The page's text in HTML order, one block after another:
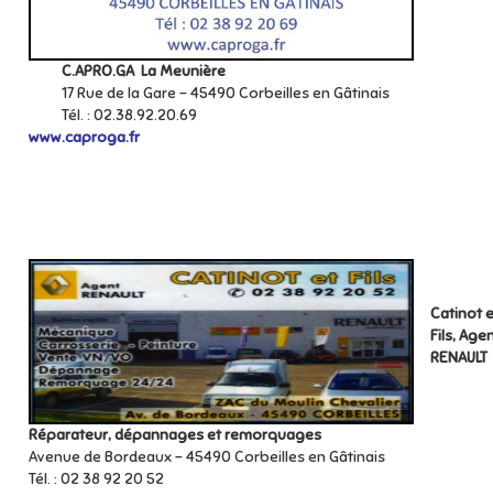
C.APRO.GA La Meunière
17 Rue de la Gare - 45490 Corbeilles en Gâtinais
Tél. : 02.38.92.20.69
www.caproga.fr
Catinot
Fils,
RENAULT
Réparateur, dépannages et remorquages
Avenue de Bordeaux – 45490 Corbeilles en Gâtinais
Tél. : 02 38 92 20 52